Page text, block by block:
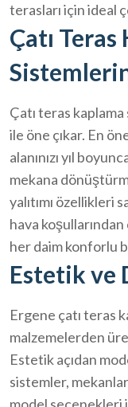
terasları için ideal
Çatı Teras
Çatı teras
ile öne çıkar. En
alanınızı yıl
mekana
yalıtımı özellikleri
hava
her daim konforlu
Estetik ve
Ergene çatı teras
malzemelerden
Estetik açıdan
sistemler,